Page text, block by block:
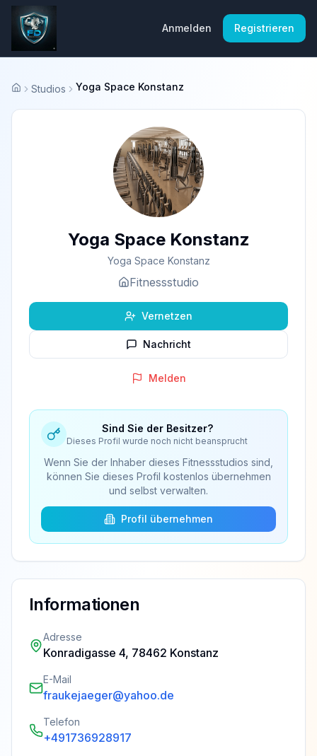
Anmelden Registrieren
Startseite
Studios Yoga Space Konstanz
Yoga Space Konstanz
Yoga Space Konstanz
Fitnessstudio
Vernetzen
Nachricht
Melden
Sind Sie der Besitzer?
Dieses Profil wurde noch nicht beansprucht
Wenn Sie der Inhaber dieses Fitnessstudios sind,
können Sie dieses Profil kostenlos übernehmen
und selbst verwalten.
Profil übernehmen
Informationen
Adresse
Konradigasse 4, 78462 Konstanz
E-Mail
fraukejaeger@yahoo.de
Telefon
+491736928917